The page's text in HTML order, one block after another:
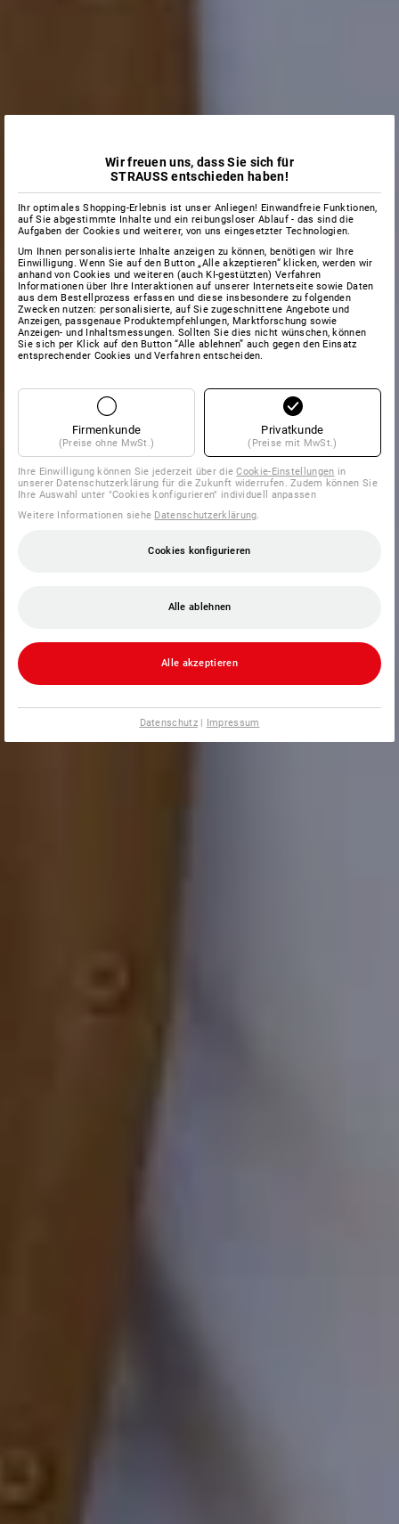
Wir freuen uns, dass Sie sich für
STRAUSS entschieden haben!
Ihr optimales Shopping-Erlebnis ist unser Anliegen! Einwandfreie Funktionen,
auf Sie abgestimmte Inhalte und ein reibungsloser Ablauf - das sind die
Aufgaben der Cookies und weiterer, von uns eingesetzter Technologien.
Um Ihnen personalisierte Inhalte anzeigen zu können, benötigen wir Ihre
Einwilligung. Wenn Sie auf den Button „Alle akzeptieren“ klicken, werden wir
anhand von Cookies und weiteren (auch KI-gestützten) Verfahren
Informationen über Ihre Interaktionen auf unserer Internetseite sowie Daten
aus dem Bestellprozess erfassen und diese insbesondere zu folgenden
Zwecken nutzen: personalisierte, auf Sie zugeschnittene Angebote und
Anzeigen, passgenaue Produktempfehlungen, Marktforschung sowie
Anzeigen- und Inhaltsmessungen. Sollten Sie dies nicht wünschen, können
Sie sich per Klick auf den Button “Alle ablehnen” auch gegen den Einsatz
entsprechender Cookies und Verfahren entscheiden.
Firmenkunde
(Preise ohne MwSt.)
Privatkunde
(Preise mit MwSt.)
Ihre Einwilligung können Sie jederzeit über dieCookie-Einstellungen in
unserer Datenschutzerklärung für die Zukunft widerrufen. Zudem können Sie
Ihre Auswahl unter "Cookies konfigurieren" individuell anpassen
Weitere Informationen siehe Datenschutzerklärung
Cookies konfigurieren
Alle ablehnen
Alle akzeptieren
Datenschutz| Impressum